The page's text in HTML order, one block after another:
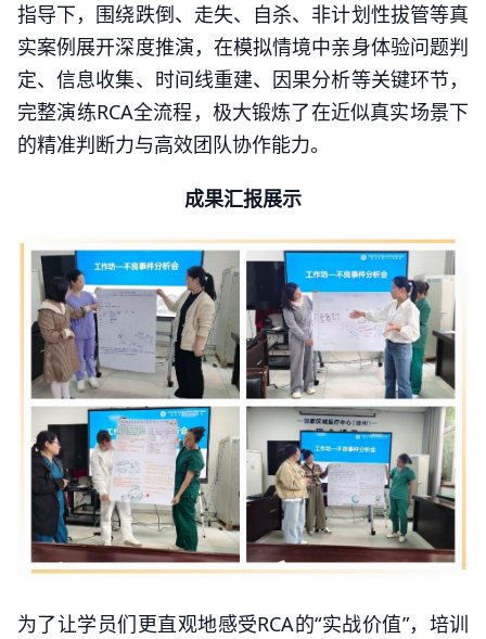
指导下，围绕跌倒、走失、自杀、非计划性拔管等真
实案例展开深度推演，在模拟情境中亲身体验问题判
定、信息收集、时间线重建、因果分析等关键环节，
完整演练RCA全流程，极大锻炼了在近似真实场景下
的精准判断力与高效团队协作能力。
成果汇报展示
为了让学员们更直观地感受RCA的“实战价值”，培训